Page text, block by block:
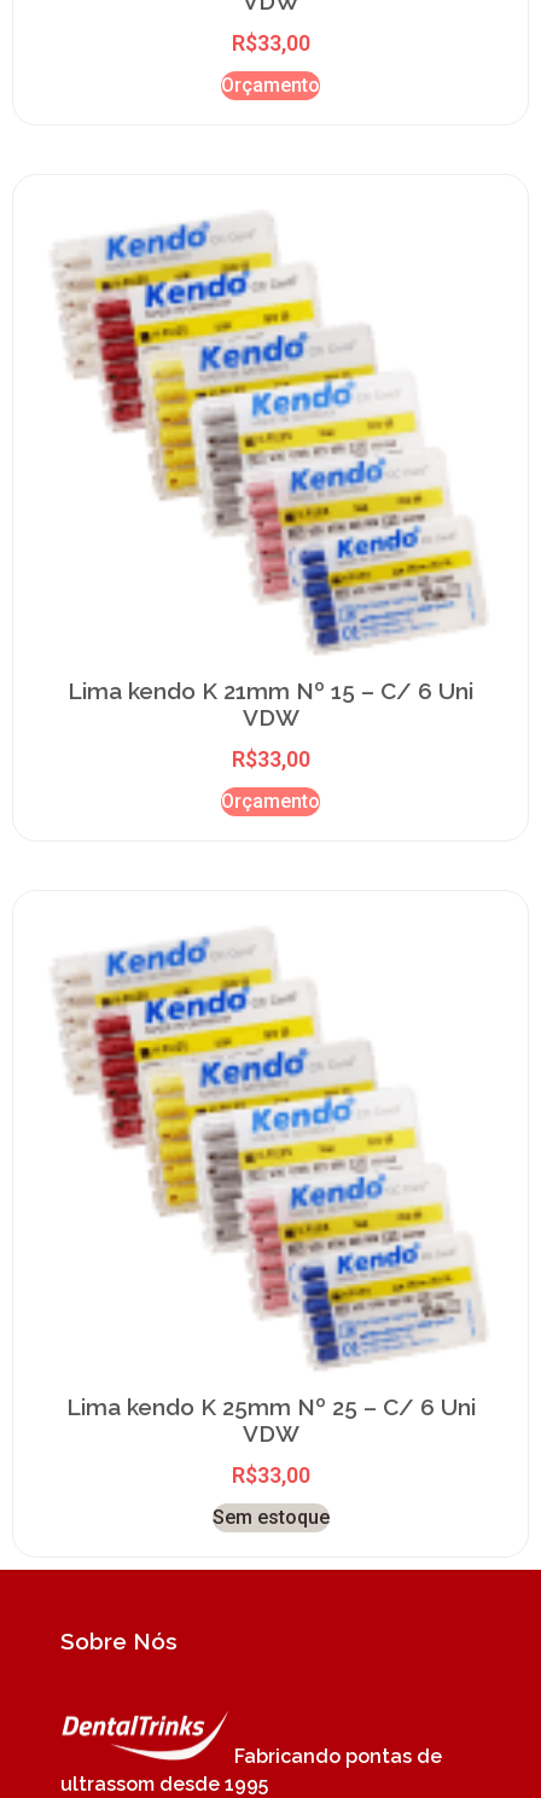
R$33,00
Orçamento
Lima kendo K 21mm Nº 15 – C/ 6 Uni
VDW
R$33,00
Orçamento
Lima kendo K 25mm Nº 25 – C/ 6 Uni
VDW
R$33,00
Sem estoque
Sobre Nós
Fabricando pontas de
ultrassom desde 1995